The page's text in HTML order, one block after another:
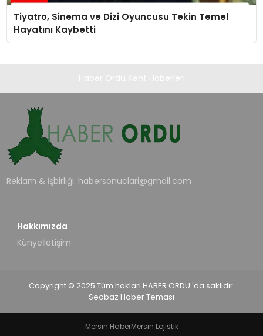
Tiyatro, Sinema ve Dizi Oyuncusu Tekin Temel
Hayatını Kaybetti
Reklam & İşbirliği: habersonuclari@gmail.com
Hakkımızda
Künyeİletişim
Copyright © 2025 Tüm hakları HABER ORDU 'da saklıdır.
Seobaz Haber Teması
Mersin HaberMersin Lojistik